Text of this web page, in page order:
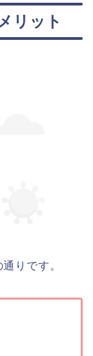
リット
りです。